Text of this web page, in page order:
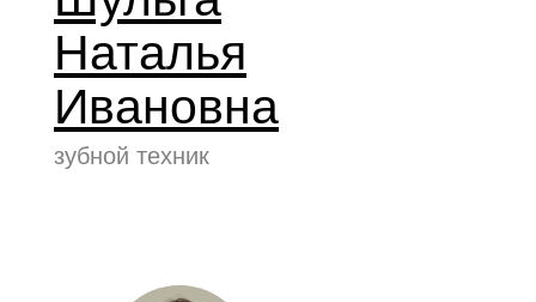
Наталья
Ивановна
зубной техник